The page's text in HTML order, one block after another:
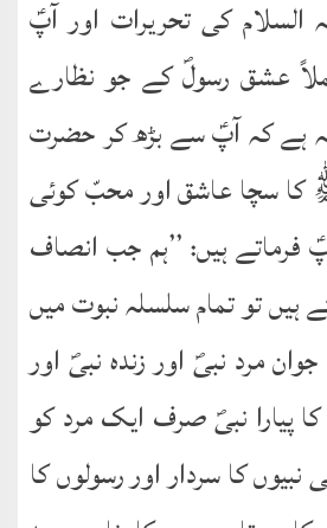
کی تحریرات اور آپؑ
عشق رسولؐ کے جو نظارے
ہے کہ آپؑ سے بڑھ کر حضرت
سچا عاشق اور محبّ کوئی
فرماتے ہیں: ’’ہم جب انصاف
تو تمام سلسلہ نبوت میں
مرد نبیؐ اور زندہ نبیؐ اور
پیارا نبیؐ صرف ایک مرد کو
کا سردار اور رسولوں کا